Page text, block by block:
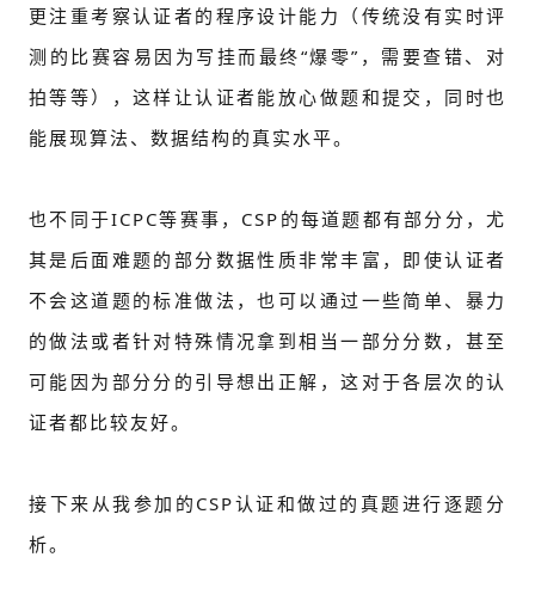
更注重考察认证者的程序设计能力（传统没有实时评
测的比赛容易因为写挂而最终“爆零”，需要查错、对
拍等等），这样让认证者能放心做题和提交，同时也
能展现算法、数据结构的真实水平。
也不同于ICPC等赛事，CSP的每道题都有部分分，尤
其是后面难题的部分数据性质非常丰富，即使认证者
不会这道题的标准做法，也可以通过一些简单、暴力
的做法或者针对特殊情况拿到相当一部分分数，甚至
可能因为部分分的引导想出正解，这对于各层次的认
证者都比较友好。
接下来从我参加的CSP认证和做过的真题进行逐题分
析。